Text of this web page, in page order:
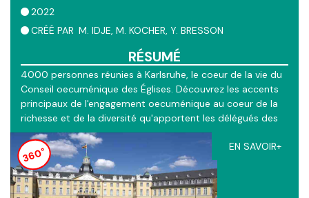
2022
CRÉÉ PAR M. IDJE, M. KOCHER, Y. BRESSON
RÉSUMÉ
4000 personnes réunies à Karlsruhe, le coeur de la vie du
Conseil oecuménique des Églises. Découvrez les accents
principaux de l'engagement oecuménique au coeur de la
richesse et de la diversité qu'apportent les délégués des
352 églises membres.
EN SAVOIR+
360°